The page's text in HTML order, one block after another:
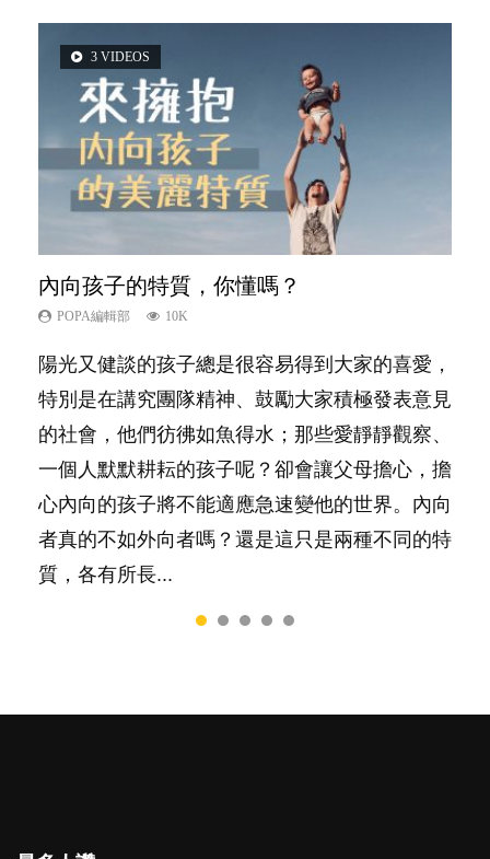
3 VIDEOS
內向孩子的特質，你懂嗎？
POPA編輯部 10K
陽光又健談的孩子總是很容易得到大家的喜愛，
特別是在講究團隊精神、鼓勵大家積極發表意見
的社會，他們彷彿如魚得水；那些愛靜靜觀察、
一個人默默耕耘的孩子呢？卻會讓父母擔心，擔
心內向的孩子將不能適應急速變他的世界。內向
者真的不如外向者嗎？還是這只是兩種不同的特
質，各有所長...
5 VIDEOS
夫妻必看！經營婚姻，沒捷徑
POPA編輯部 22.9K
你是不是也曾經以為只要跟相愛的人結婚，就自
然能走到白頭，但生了孩子卻發現事情不如你所
料？ 經營婚姻，不如我們想像的簡單，卻也不
是大家說得那麼難。一起來認識婚姻的真相！...
2 VIDEOS
想孩子學好外語，點做好？
POPA編輯部 9.9K
有人話學多種語言越早開始越好，有人卻說一時
間太多語言，會令孩子感到混淆，到底誰是誰
非？聽聽專家怎樣說，解開語言學習的迷思～...
6 VIDEOS
愛孩子也別忘了愛自己，父母如何關顧自
己的身心靈？
照顧孩子衣食住行、陪同兒女應對功課測驗，還
要陪玩製造親子時間，尚要處理家中雜項要
務……當父母的，有千百個任務要做。可惜，有
一樣重要至極的，總被遺漏——關注自己的情緒
和心理健康。...
14 VIDEOS
新手父母不用怕
POPA編輯部 16.3K
相信許多人初為人父母，由懷孕開始到孩子呱呱
落地，心中都有數之不盡的問題～這裡一次過集
合我們以往製作過的相關短片。 這段路讓我們
跟你同行～...